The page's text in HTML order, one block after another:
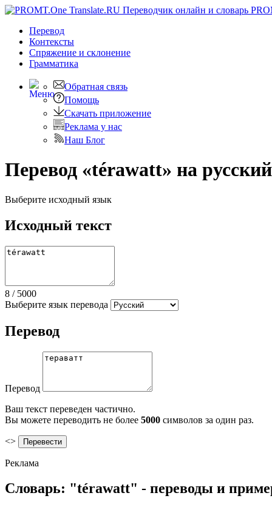
Перевод
Контексты
Спряжение и склонение
Грамматика
Обратная связь
Помощь
Скачать приложение
Реклама у нас
Наш Блог
Перевод «térawatt» на русский
Выберите исходный язык
Исходный текст
8 / 5000
Выберите язык перевода
Перевод
Перевод
Ваш текст переведен частично.
Вы можете переводить не более 5000 символов за один раз.
<>
Реклама
Словарь: "térawatt" - переводы и